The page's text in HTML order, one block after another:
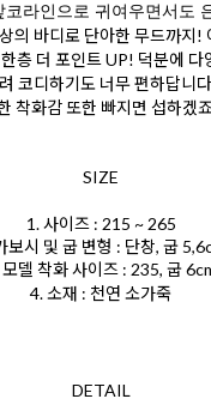
라인으로 귀여우면서도
의 바디로 단아한 무드까지!
층 더 포인트 UP! 덕분에 다
코디하기도 너무 편하답니
착화감 또한 빠지면 섭하겠
SIZE
1. 사이즈 : 215 ~ 265
보시 및 굽 변형 : 단창, 굽
델 착화 사이즈 : 235, 굽
4. 소재 : 천연 소가죽
DETAIL